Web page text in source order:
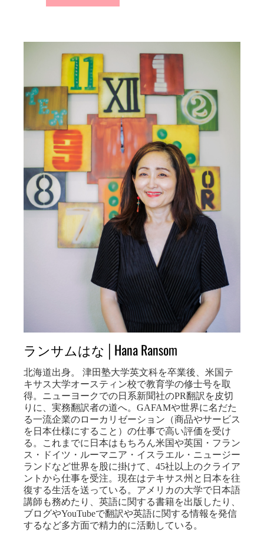
ランサムはな│Hana Ransom
北海道出身。 津田塾大学英文科を卒業後、米国テ
キサス大学オースティン校で教育学の修士号を取
得。ニューヨークでの日系新聞社のPR翻訳を皮切
りに、実務翻訳者の道へ。GAFAMや世界に名だた
る一流企業のローカリゼーション（商品やサービス
を日本仕様にすること）の仕事で高い評価を受け
る。これまでに日本はもちろん米国や英国・フラン
ス・ドイツ・ルーマニア・イスラエル・ニュージー
ランドなど世界を股に掛けて、45社以上のクライア
ントから仕事を受注。現在はテキサス州と日本を往
復する生活を送っている。アメリカの大学で日本語
講師も務めたり、英語に関する書籍を出版したり、
ブログやYouTubeで翻訳や英語に関する情報を発信
するなど多方面で精力的に活動している。